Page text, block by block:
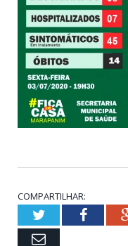
COMPARTILHAR:
Twitter
Email